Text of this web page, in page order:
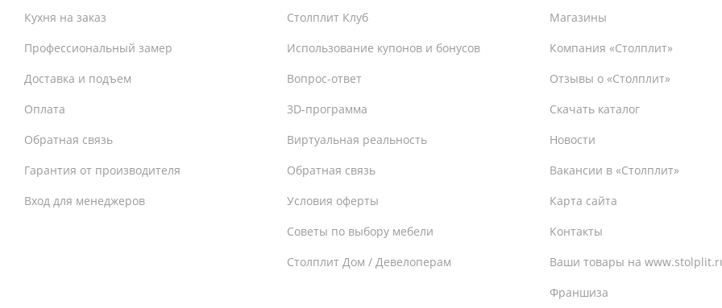
Кухня на заказ
Профессиональный замер
Доставка и подъем
Оплата
Обратная связь
Гарантия от производителя
Вход для менеджеров
Столплит Клуб
Использование купонов и бонусов
Вопрос-ответ
3D-программа
Виртуальная реальность
Обратная связь
Условия оферты
Советы по выбору мебели
Столплит Дом / Девелоперам
Магазины
Компания «Столплит»
Отзывы о «Столплит»
Скачать каталог
Новости
Вакансии в «Столплит»
Карта сайта
Контакты
Ваши товары на
Франшиза